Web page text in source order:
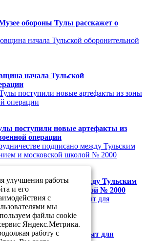
обороны Тулы расскажет о
начала Тульской
поступили новые артефакты из
операции
подписано между Тульским
и московской школой № 2000
Тулы будет закрыт для
улучшения работы
и его
с
мы
файлы cookie
Яндекс.Метрика.
работу с